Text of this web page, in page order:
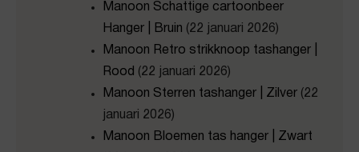
Manoon Schattige cartoonbeer
Hanger | Bruin (22 januari 2026)
Manoon Retro strikknoop tashanger |
Rood (22 januari 2026)
Manoon Sterren tashanger | Zilver (22
januari 2026)
Manoon Bloemen tas hanger | Zwart